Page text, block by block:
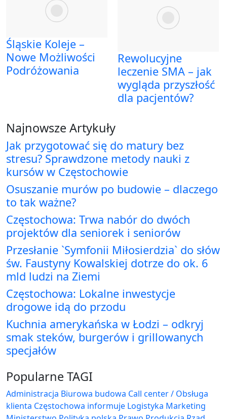
Śląskie Koleje –
Nowe Możliwości
Podróżowania
Rewolucyjne
leczenie SMA – jak
wygląda przyszłość
dla pacjentów?
Najnowsze Artykuły
Jak przygotować się do matury bez
stresu? Sprawdzone metody nauki z
kursów w Częstochowie
Osuszanie murów po budowie – dlaczego
to tak ważne?
Częstochowa: Trwa nabór do dwóch
projektów dla seniorek i seniorów
Przesłanie `Symfonii Miłosierdzia` do słów
św. Faustyny Kowalskiej dotrze do ok. 6
mld ludzi na Ziemi
Częstochowa: Lokalne inwestycje
drogowe idą do przodu
Kuchnia amerykańska w Łodzi – odkryj
smak steków, burgerów i grillowanych
specjałów
Popularne TAGI
Administracja Biurowa budowa Call center / Obsługa
klienta Częstochowa informuje Logistyka Marketing